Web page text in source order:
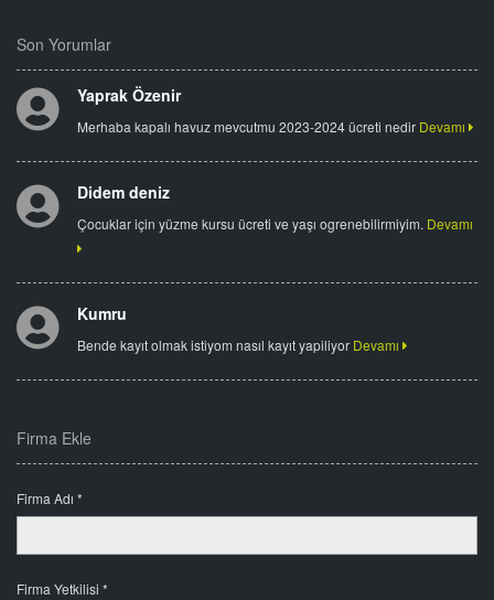
Son Yorumlar
Yaprak Özenir
Merhaba kapalı havuz mevcutmu 2023-2024 ücreti nedir Devamı
Didem deniz
Çocuklar için yüzme kursu ücreti ve yaşı ogrenebilirmiyim. Devamı
Kumru
Bende kayıt olmak istiyom nasıl kayıt yapiliyor Devamı
Firma Ekle
Firma Adı *
Firma Yetkilisi *